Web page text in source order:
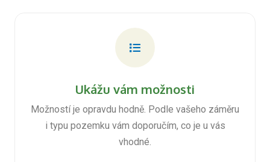
Ukážu vám možnosti
Možností je opravdu hodně. Podle vašeho záměru
i typu pozemku vám doporučím, co je u vás
vhodné.